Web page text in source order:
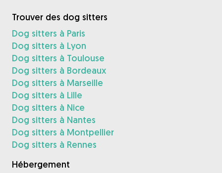
Trouver des dog sitters
Dog sitters à Paris
Dog sitters à Lyon
Dog sitters à Toulouse
Dog sitters à Bordeaux
Dog sitters à Marseille
Dog sitters à Lille
Dog sitters à Nice
Dog sitters à Nantes
Dog sitters à Montpellier
Dog sitters à Rennes
Hébergement